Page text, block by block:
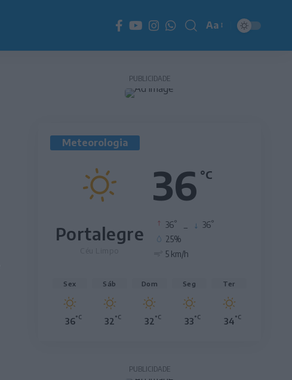
Redimensionador
de
Aa
PUBLICIDADE
Meteorologia
36 °C
Portalegre 36° 36°
25%
5 km/h
Sex
36°C
Sáb
32°C
Dom
32°C
Seg
33°C
Ter
34°C
PUBLICIDADE